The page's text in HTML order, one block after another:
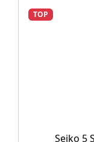
TOP
Seiko 5